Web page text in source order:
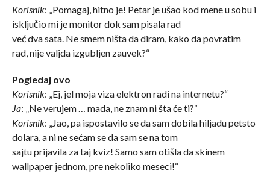
Korisnik: „Pomagaj, hitno je! Petar je ušao kod mene u sobu i
isključio mi je monitor dok sam pisala rad
već dva sata. Ne smem ništa da diram, kako da povratim
rad, nije valjda izgubljen zauvek?“
Pogledaj ovo
Korisnik: „Ej, jel moja viza elektron radi na internetu?“
Ja: „Ne verujem … mada, ne znam ni šta će ti?“
Korisnik: „Jao, pa ispostavilo se da sam dobila hiljadu petsto
dolara, a ni ne sećam se da sam se na tom
sajtu prijavila za taj kviz! Samo sam otišla da skinem
wallpaper jednom, pre nekoliko meseci!“